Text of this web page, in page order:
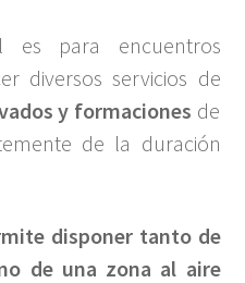
es para encuentros
diversos servicios de
y formaciones de
de la duración
disponer tanto de
de una zona al aire